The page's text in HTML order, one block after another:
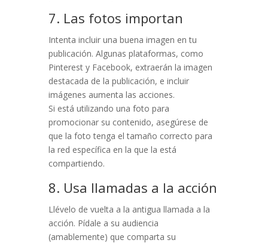
7. Las fotos importan
Intenta incluir una buena imagen en tu
publicación. Algunas plataformas, como
Pinterest y Facebook, extraerán la imagen
destacada de la publicación, e incluir
imágenes aumenta las acciones.
Si está utilizando una foto para
promocionar su contenido, asegúrese de
que la foto tenga el tamaño correcto para
la red específica en la que la está
compartiendo.
8. Usa llamadas a la acción
Llévelo de vuelta a la antigua llamada a la
acción. Pídale a su audiencia
(amablemente) que comparta su